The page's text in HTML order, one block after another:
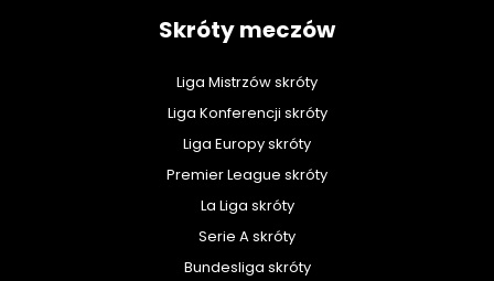
Skróty meczów
Liga Mistrzów skróty
Liga Konferencji skróty
Liga Europy skróty
Premier League skróty
La Liga skróty
Serie A skróty
Bundesliga skróty